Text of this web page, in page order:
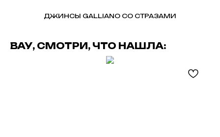
ДЖИНСЫ GALLIANO СО СТРАЗАМИ
ВАУ, СМОТРИ, ЧТО НАШЛА: